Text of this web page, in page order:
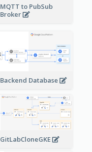
MQTT to PubSub
Broker
Backend Database
GitLabCloneGKE